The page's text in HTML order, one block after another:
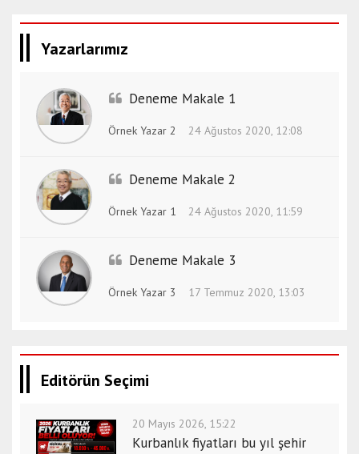
Yazarlarımız
Deneme Makale 1
Örnek Yazar 2 24 Ağustos 2020, 12:08
Deneme Makale 2
Örnek Yazar 1 24 Ağustos 2020, 11:59
Deneme Makale 3
Örnek Yazar 3 17 Temmuz 2020, 13:03
Editörün Seçimi
20 Mayıs 2026, 15:22
Kurbanlık fiyatları bu yıl şehir